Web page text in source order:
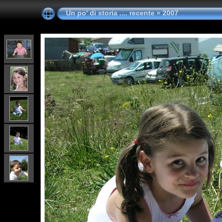
Un po' di storia .... recente»2007